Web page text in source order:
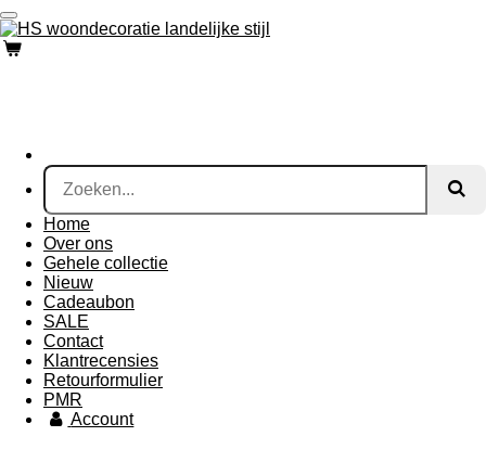
Ga
direct
naar
Home
Over ons
Gehele collectie
Nieuw
Cadeaubon
SALE
Contact
Klantrecensies
Retourformulier
PMR
Account